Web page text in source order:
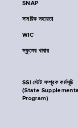
SNAP
সাময়িক সহায়তা
WIC
স্কুলের খাবার
SSI স্টেট সম্পূরক কর্মসূচি
(State Supplemental
Program)